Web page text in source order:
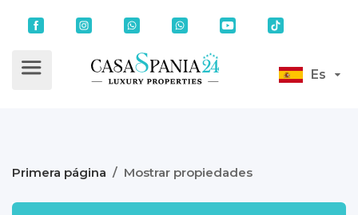
Es
Primera página / Mostrar propiedades